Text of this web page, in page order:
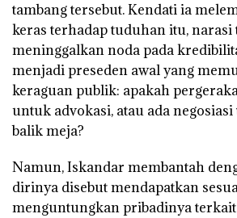
tambang tersebut. Kendati ia
keras terhadap tuduhan itu, narasi
meninggalkan noda pada
menjadi preseden awal yang
keraguan publik: apakah
untuk advokasi, atau ada
balik meja?
Namun, Iskandar membantah
dirinya disebut mendapatkan
menguntungkan pribadinya